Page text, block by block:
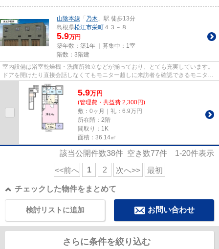
山陰本線 「 乃木 」駅 徒歩13分
島根県松江市栄町 ４３－８
5.9万円
築年数：築1年 ｜募集中： 1室
階数：3階建
室内設備は浴室乾燥機・洗面所独立などが揃っており、とても充実しています。
ドアを開けたり直接会話しなくてもモニター越しに来訪者を確認できるモニター
付きインターホンを設置して...
5.9万円
(管理費・共益費 2,300円)
敷：0ヶ月｜礼：6.9万円
所在階：2階
間取り：1K
面積：36.14㎡
該当公開件数38件 空き数77件 1-20件表示
<<前へ 1 2 次へ>> 最初
チェックした物件をまとめて
お問い合わせ
検討リストに追加
さらに条件を絞り込む